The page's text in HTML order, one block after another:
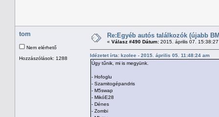
tom
Nem elérhető
Hozzászólások: 1288
Re:Egyéb autós találkozók (újabb
« Válasz #490 Dátum: 2015. április 07.
Idézetet írta: kzolee - 2015. április 05. 11:48:24 am
Úgy tűnik, mi is megyünk.
- Hofoglu
- Szamitogépandris
- M5swap
- MikóE28
- Dénes
- Zombi